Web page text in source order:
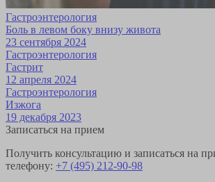
Гастроэнтерология
Боль в левом боку внизу живота
23 сентября 2024
Гастроэнтерология
Гастрит
12 апреля 2024
Гастроэнтерология
Изжога
19 декабря 2023
Записаться на прием
Получить консультацию и записаться на
телефону: +7 (495) 212-90-98